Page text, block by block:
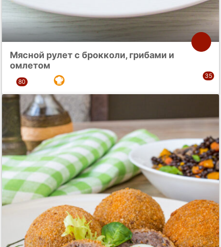
Мясной рулет с брокколи, грибами и
омлетом